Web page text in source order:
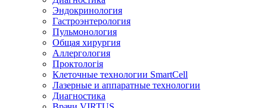
Эндокринология
Гастроэнтерология
Пульмонология
Общая хирургия
Аллергология
Проктологія
Клеточные технологии SmartCell
Лазерные и аппаратные технологии
Диагностика